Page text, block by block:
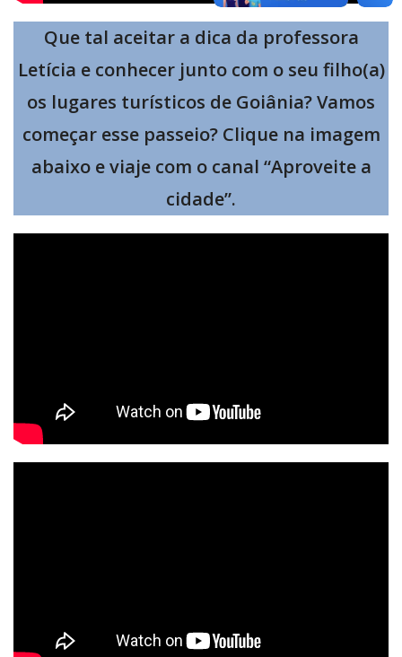
Que tal aceitar a dica da professora
Letícia e conhecer junto com o seu filho(a)
os lugares turísticos de Goiânia? Vamos
começar esse passeio? Clique na imagem
abaixo e viaje com o canal “Aproveite a
cidade”.